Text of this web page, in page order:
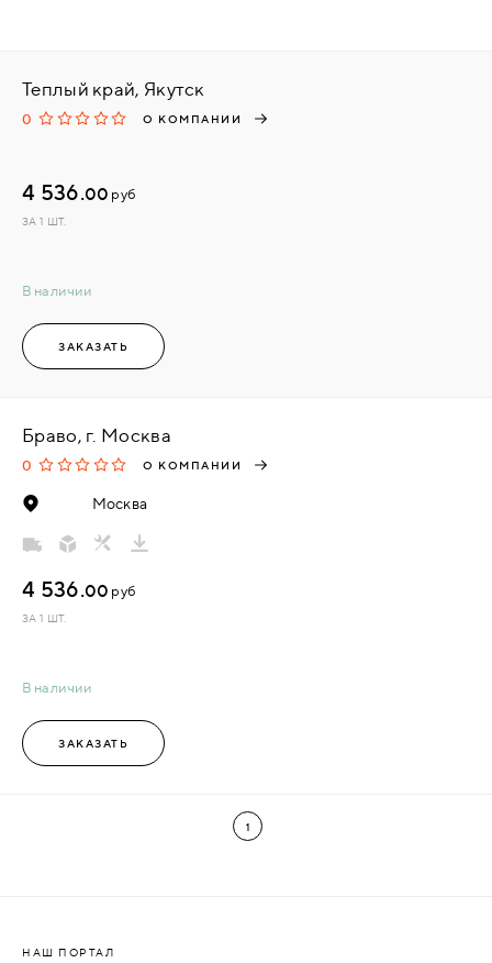
Теплый край, Якутск
0 О КОМПАНИИ
В наличии
4 536.00 руб
ЗА 1 ШТ.
ЗАКАЗАТЬ
Браво, г. Москва
0 О КОМПАНИИ
Москва
В наличии
4 536.00 руб
ЗА 1 ШТ.
ЗАКАЗАТЬ
1
НАШ ПОРТАЛ